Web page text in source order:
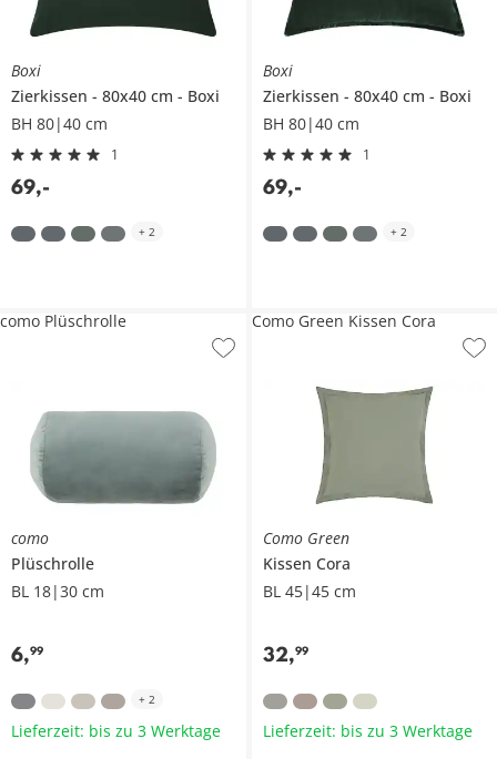
Boxi
Zierkissen
80x40 cm
Boxi
BH 80|40 cm
1
69,-
+ 2
Boxi
Zierkissen
80x40 cm
Boxi
BH 80|40 cm
1
69,-
+ 2
como
Plüschrolle
BL 18|30 cm
6,99
como Plüschrolle
+ 2
Lieferzeit: bis zu 3 Werktage
Como Green
Kissen Cora
BL 45|45 cm
32,99
Como Green Kissen Cora
Lieferzeit: bis zu 3 Werktage